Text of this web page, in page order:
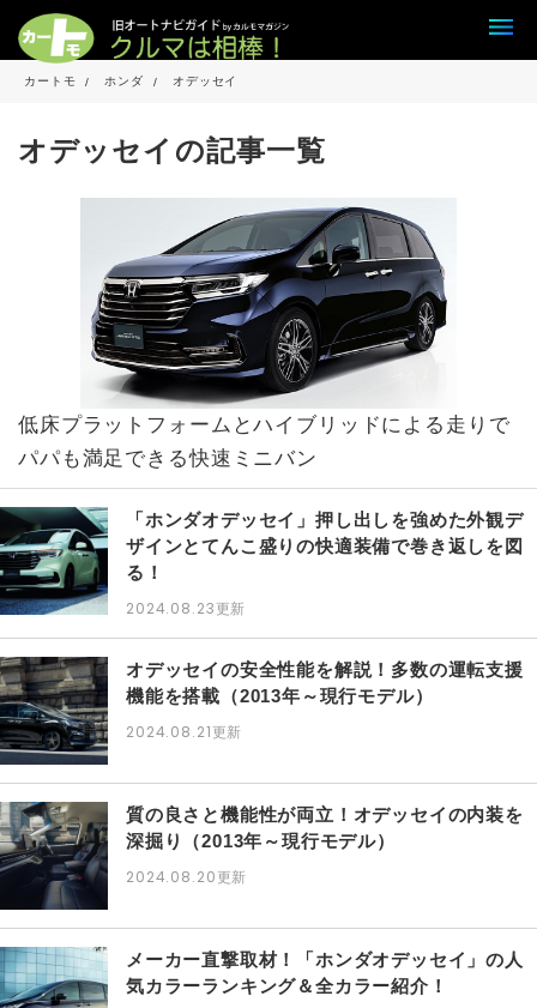
カートモ ホンダ オデッセイ
オデッセイの記事一覧
低床プラットフォームとハイブリッドによる走りで
パパも満足できる快速ミニバン
「ホンダオデッセイ」押し出しを強めた外観デ
ザインとてんこ盛りの快適装備で巻き返しを図
る！
2024.08.23更新
オデッセイの安全性能を解説！多数の運転支援
機能を搭載（2013年～現行モデル）
2024.08.21更新
質の良さと機能性が両立！オデッセイの内装を
深掘り（2013年～現行モデル）
2024.08.20更新
メーカー直撃取材！「ホンダオデッセイ」の人
気カラーランキング＆全カラー紹介！